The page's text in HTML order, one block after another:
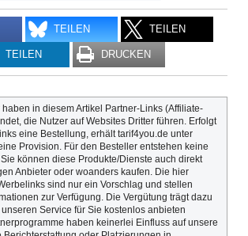
TEILEN TEILEN
TEILEN DRUCKEN
haben in diesem Artikel Partner-Links (Affiliate-
die Nutzer auf Websites Dritter führen. Erfolgt
eine Bestellung, erhält tarif4you.de unter
Provision. Für den Besteller entstehen keine
können diese Produkte/Dienste auch direkt
Anbieter oder woanders kaufen. Die hier
sind nur ein Vorschlag und stellen
zur Verfügung. Die Vergütung trägt dazu
Service für Sie kostenlos anbieten
haben keinerlei Einfluss auf unsere